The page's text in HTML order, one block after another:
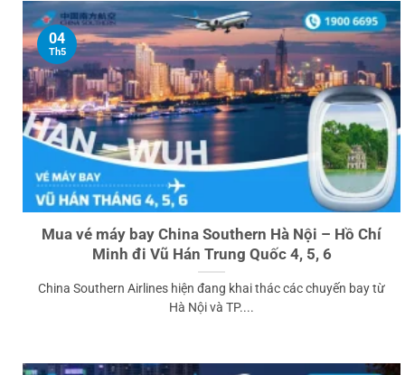
Mua vé máy bay China Southern Hà Nội – Hồ Chí
Minh đi Vũ Hán Trung Quốc 4, 5, 6
China Southern Airlines hiện đang khai thác các chuyến bay từ
Hà Nội và TP....
04
Th5